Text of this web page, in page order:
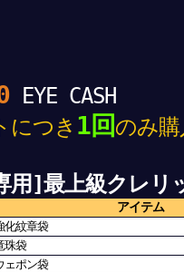
EYE CASH
つき 1回のみ
用]最上級クレリ
アイテム
紋章袋
珠袋
ポン袋